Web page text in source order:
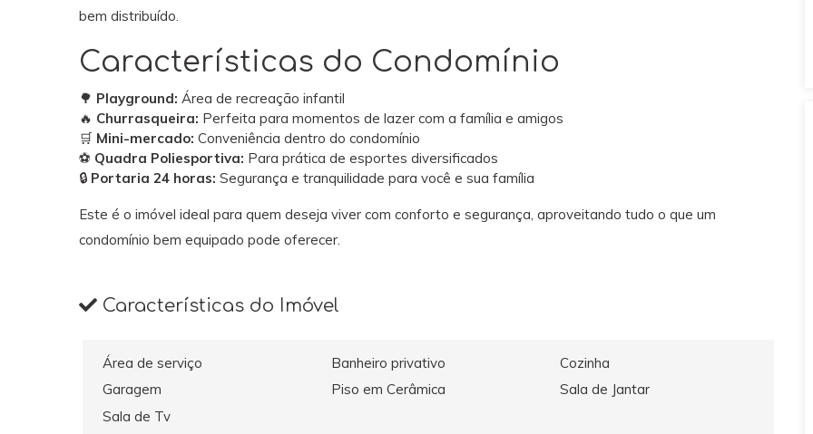
bem distribuído.
Características do Condomínio
🌳 Playground: Área de recreação infantil
🔥 Churrasqueira: Perfeita para momentos de lazer com a família e amigos
🛒 Mini-mercado: Conveniência dentro do condomínio
⚽ Quadra Poliesportiva: Para prática de esportes diversificados
🔒 Portaria 24 horas: Segurança e tranquilidade para você e sua família
Este é o imóvel ideal para quem deseja viver com conforto e segurança, aproveitando tudo o que um
condomínio bem equipado pode oferecer.
Características do Imóvel
Área de serviço Banheiro privativo
Cozinha
Garagem
Piso em Cerâmica
Sala de Jantar
Sala de Tv